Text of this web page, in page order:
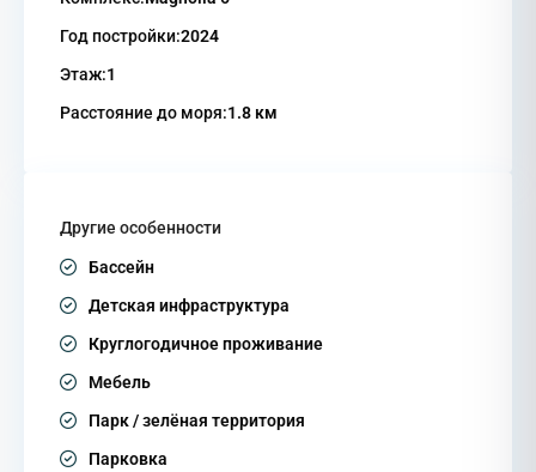
Год постройки:2024
Этаж:1
Расстояние до моря:1.8 км
Другие особенности
Бассейн
Детская инфраструктура
Круглогодичное проживание
Мебель
Парк / зелёная территория
Парковка